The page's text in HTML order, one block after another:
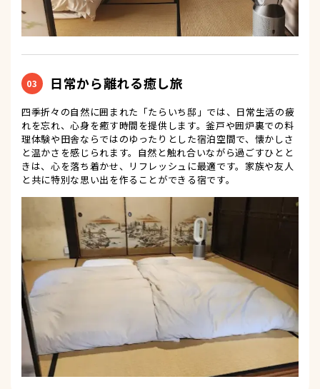
03 日常から離れる癒し旅
四季折々の自然に囲まれた「たらいち邸」では、日常生活の疲
れを忘れ、心身を癒す時間を提供します。釜戸や囲炉裏での料
理体験や田舎ならではのゆったりとした宿泊空間で、懐かしさ
と温かさを感じられます。自然と触れ合いながら過ごすひとと
きは、心を落ち着かせ、リフレッシュに最適です。家族や友人
と共に特別な思い出を作ることができる宿です。